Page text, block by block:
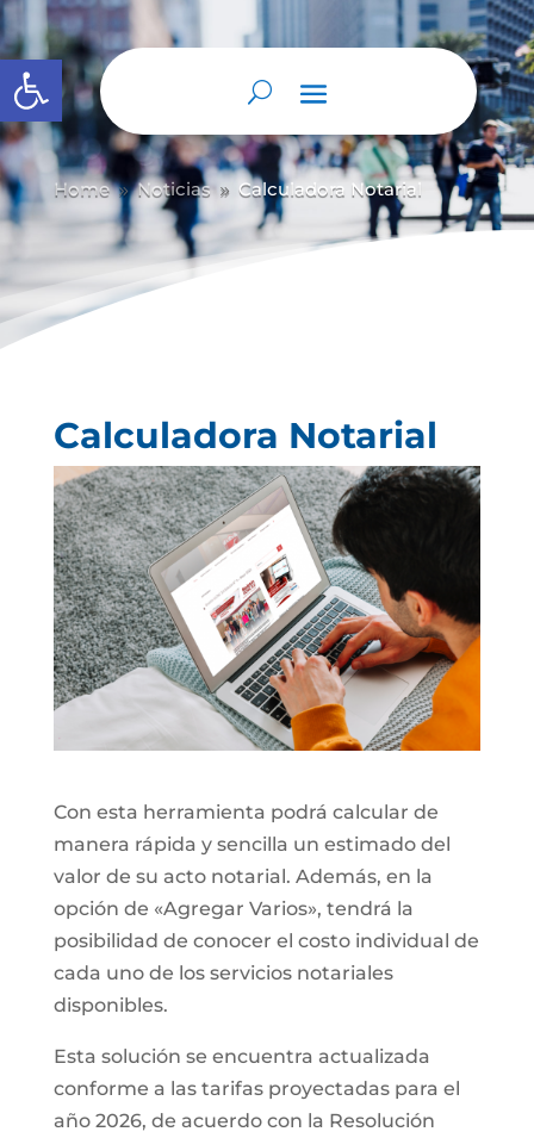
Abrir barra de herramientas
Home 9 Noticias 9 Calculadora Notarial
Calculadora Notarial
Con esta herramienta podrá calcular de
manera rápida y sencilla un estimado del
valor de su acto notarial. Además, en la
opción de «Agregar Varios», tendrá la
posibilidad de conocer el costo individual de
cada uno de los servicios notariales
disponibles.
Esta solución se encuentra actualizada
conforme a las tarifas proyectadas para el
año 2026, de acuerdo con la Resolución